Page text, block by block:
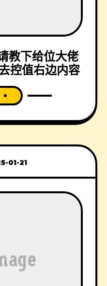
教下给位大佬
控值右边内容
01-21